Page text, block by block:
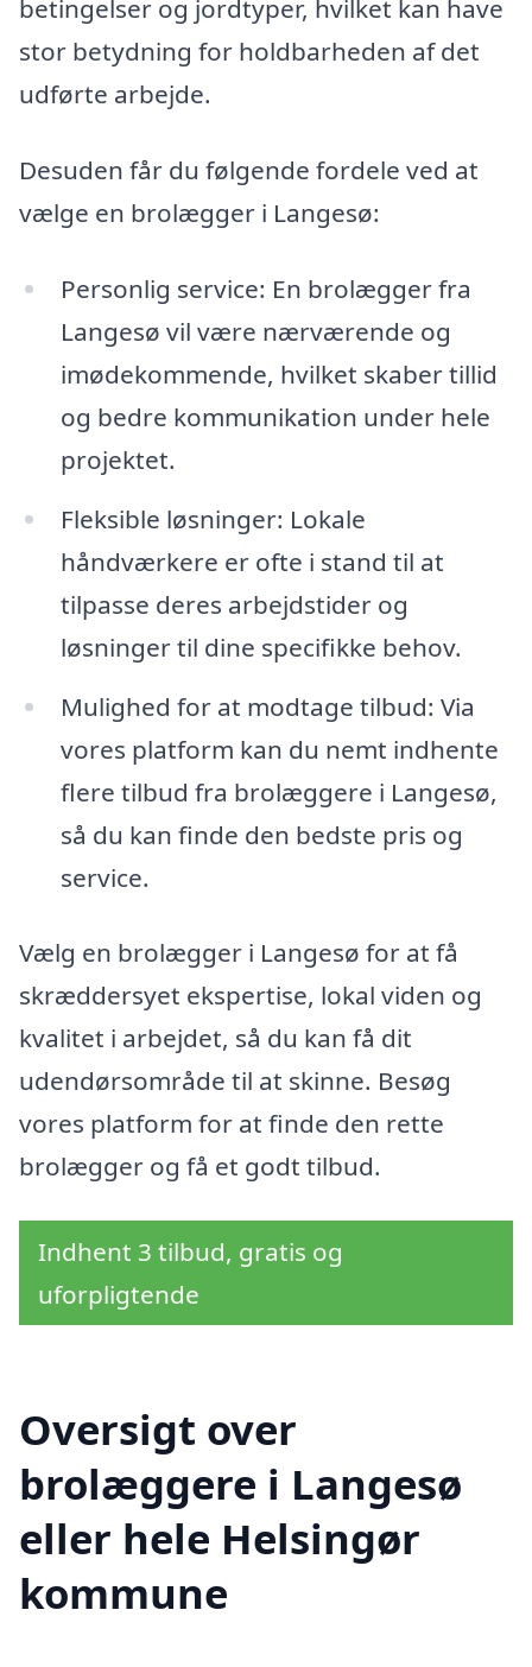
betingelser og jordtyper, hvilket kan have
stor betydning for holdbarheden af det
udførte arbejde.
Desuden får du følgende fordele ved at
vælge en brolægger i Langesø:
Personlig service: En brolægger fra
Langesø vil være nærværende og
imødekommende, hvilket skaber tillid
og bedre kommunikation under hele
projektet.
Fleksible løsninger: Lokale
håndværkere er ofte i stand til at
tilpasse deres arbejdstider og
løsninger til dine specifikke behov.
Mulighed for at modtage tilbud: Via
vores platform kan du nemt indhente
flere tilbud fra brolæggere i Langesø,
så du kan finde den bedste pris og
service.
Vælg en brolægger i Langesø for at få
skræddersyet ekspertise, lokal viden og
kvalitet i arbejdet, så du kan få dit
udendørsområde til at skinne. Besøg
vores platform for at finde den rette
brolægger og få et godt tilbud.
Indhent 3 tilbud, gratis og
uforpligtende
Oversigt over
brolæggere i Langesø
eller hele Helsingør
kommune